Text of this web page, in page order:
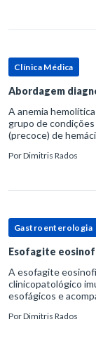
Clínica Médica
Abordagem
A anemia
grupo de
(precoce) de
PorDimitris Rados
Gastroenterologia
Esofagite
A esofagite
clinicopatológico
esofágicos e
refluxo gastr
PorDimitris Rados